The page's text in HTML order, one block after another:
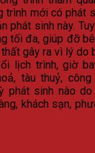
trình mới có phát
phát sinh này.
tối đa, giúp đỡ
gây ra vì lý do
lịch trình, giờ
tàu thuỷ,
phát sinh nào
khách sạn,